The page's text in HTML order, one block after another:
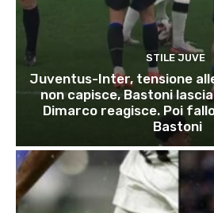
STILE JUVE
Juventus-Inter, tensione
non capisce, Bastoni
Dimarco reagisce. Poi
Bastoni